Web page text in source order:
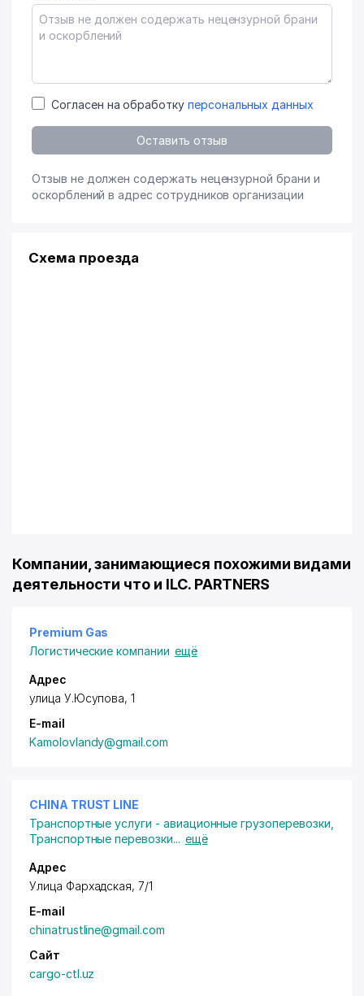
Согласен на обработку персональных данных
Оставить отзыв
Отзыв не должен содержать нецензурной брани и
оскорблений в адрес сотрудников организации
Схема проезда
Компании, занимающиеся похожими видами
деятельности что и ILC. PARTNERS
Premium Gas
Логистические компании ещё
Адрес
улица У.Юсупова, 1
E-mail
Kamolovlandy@gmail.com
CHINA TRUST LINE
Транспортные услуги - авиационные грузоперевозки
Транспортные перевозки... ещё
Адрес
Улица Фархадская, 7/1
E-mail
chinatrustline@gmail.com
Сайт
cargo-ctl.uz